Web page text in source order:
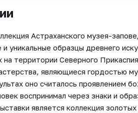
Астраханского музея-
уникальные образцы древнего
на территории Северного
являющиеся гордостью
оно считалось проявлением
воспринимал через знаки и
является коллекция